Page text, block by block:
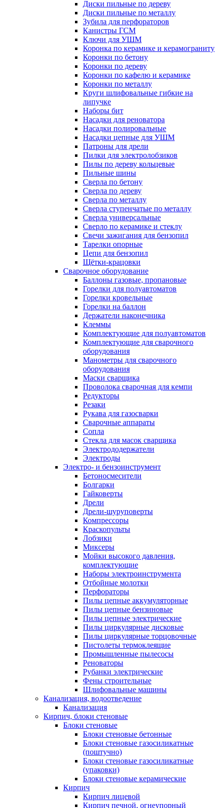
Диски пильные по дереву
Диски пильные по металлу
Зубила для перфораторов
Канистры ГСМ
Ключи для УШМ
Коронка по керамике и керамограниту
Коронки по бетону
Коронки по дереву
Коронки по кафелю и керамике
Коронки по металлу
Круги шлифовальные гибкие на
липучке
Наборы бит
Насадки для реноватора
Насадки полировальные
Насадки цепные для УШМ
Патроны для дрели
Пилки для электролобзиков
Пилы по дереву кольцевые
Пильные шины
Сверла по бетону
Сверла по дереву
Сверла по металлу
Сверла ступенчатые по металлу
Сверла универсальные
Сверло по керамике и стеклу
Свечи зажигания для бензопил
Тарелки опорные
Цепи для бензопил
Щётки-крацовки
Сварочное оборудование
Баллоны газовые, пропановые
Горелки для полуавтоматов
Горелки кровельные
Горелки на баллон
Держатели наконечника
Клеммы
Комплектующие для полуавтоматов
Комплектующие для сварочного
оборудования
Манометры для сварочного
оборудования
Маски сварщика
Проволока сварочная для кемпи
Редукторы
Резаки
Рукава для газосварки
Сварочные аппараты
Сопла
Стекла для масок сварщика
Электрододержатели
Электроды
Электро- и бензоинструмент
Бетоносмесители
Болгарки
Гайковерты
Дрели
Дрели-шуруповерты
Компрессоры
Краскопульты
Лобзики
Миксеры
Мойки высокого давления,
комплектующие
Наборы электроинструмента
Отбойные молотки
Перфораторы
Пилы цепные аккумуляторные
Пилы цепные бензиновые
Пилы цепные электрические
Пилы циркулярные дисковые
Пилы циркулярные торцовочные
Пистолеты термоклеящие
Промышленные пылесосы
Реноваторы
Рубанки электрические
Фены строительные
Шлифовальные машины
Канализация, водоотведение
Канализация
Кирпич, блоки стеновые
Блоки стеновые
Блоки стеновые бетонные
Блоки стеновые газосиликатные
(поштучно)
Блоки стеновые газосиликатные
(упаковки)
Блоки стеновые керамические
Кирпич
Кирпич лицевой
Кирпич печной, огнеупорный